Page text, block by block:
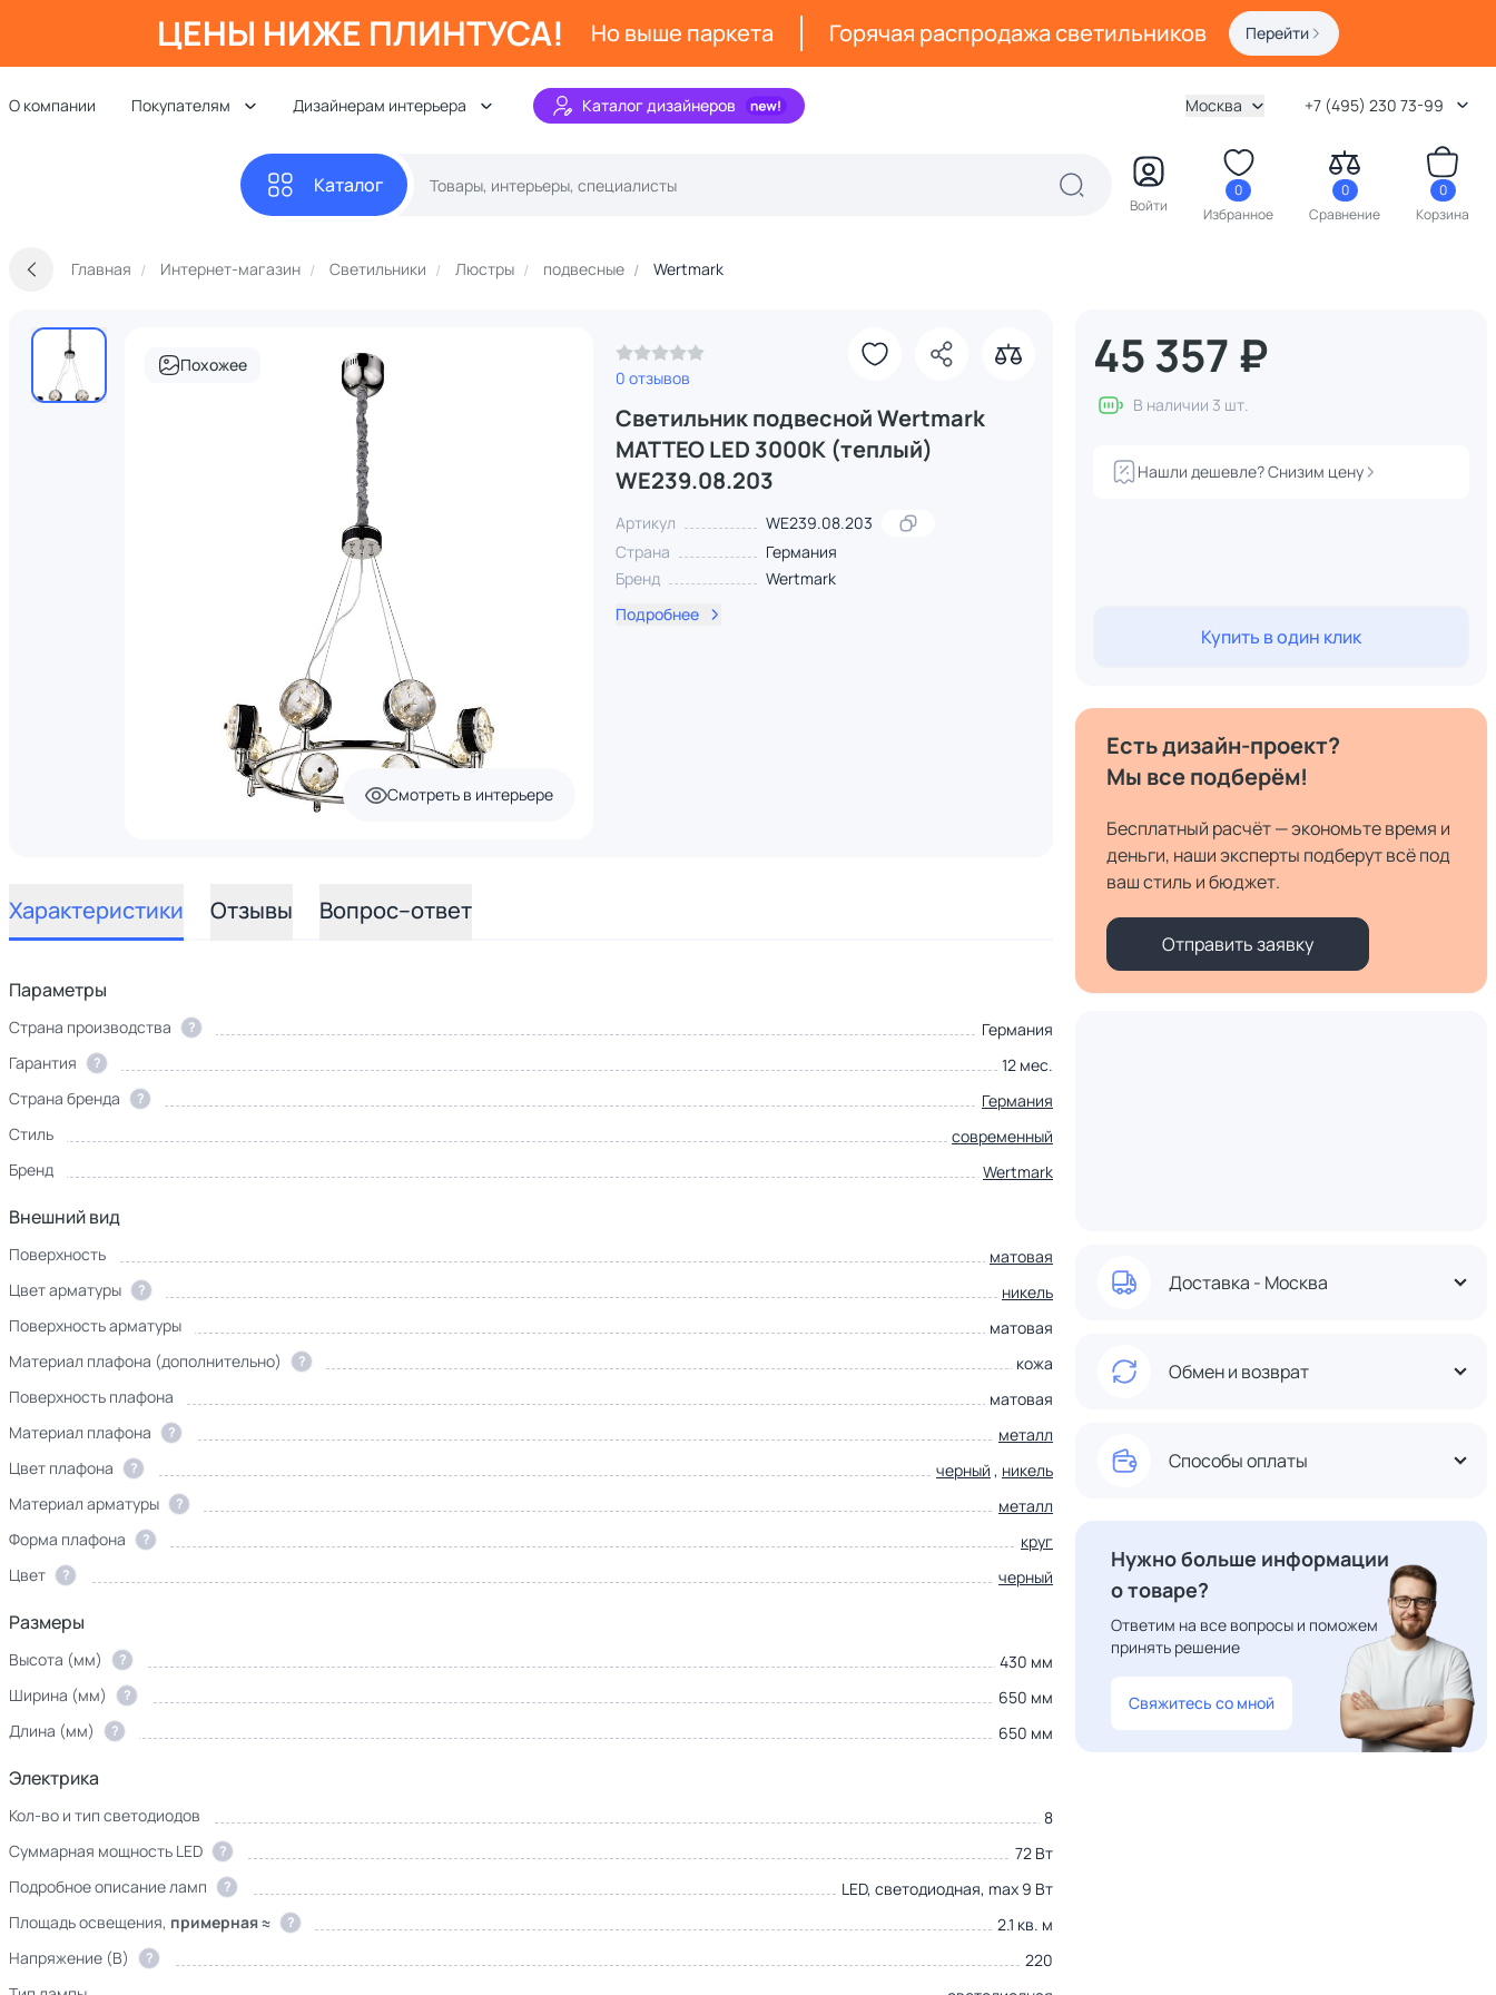
ЦЕНЫ НИЖЕ ПЛИНТУСА! Но выше паркета Горячая распродажа светильников Перейти
О компании Покупателям Дизайнерам интерьера Каталог дизайнеров Москва +7 (495) 230 73-99
Каталог
Войти
0
Избранное
0
Сравнение
0
Корзина
Главная Интернет-магазин Светильники Люстры подвесные Wertmark
Похожее
Смотреть в интерьере
0 отзывов
Светильник подвесной Wertmark
MATTEO LED 3000К (теплый)
WE239.08.203
Артикул
WE239.08.203
Страна
Германия
Бренд
Wertmark
Подробнее
Характеристики Отзывы Вопрос–ответ
Параметры
Страна производства ?
Германия
Гарантия
?
12 мес.
Страна бренда
?
Германия
Стиль
современный
Бренд
Wertmark
Внешний вид
Поверхность
матовая
Цвет арматуры
?
никель
Поверхность арматуры
матовая
Материал плафона (дополнительно)
?
кожа
Поверхность плафона
матовая
Материал плафона
?
металл
Цвет плафона
? черный , никель
Материал арматуры
?
металл
Форма плафона
?
круг
Цвет
? черный
Размеры
Высота (мм) ?
430 мм
Ширина (мм)
?
650 мм
Длина (мм)
? 650 мм
Электрика
Кол-во и тип светодиодов
8
Суммарная мощность LED
?
72 Вт
Подробное описание ламп
?
LED, светодиодная, max 9 Вт
Площадь освещения, примерная ≈ ?
2.1 кв. м
Напряжение (В)
?
220
45 357 ₽
В наличии 3 шт.
Нашли дешевле? Снизим цену
Купить в один клик
Есть дизайн-проект?
Мы все подберём!
Бесплатный расчёт — экономьте время и
деньги, наши эксперты подберут всё под
ваш стиль и бюджет.
Отправить заявку
Доставка - Москва
Обмен и возврат
Способы оплаты
Нужно больше информации
о товаре?
Ответим на все вопросы и поможем
принять решение
Свяжитесь со мной